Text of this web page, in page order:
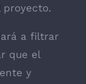
a filtrar
que el
y